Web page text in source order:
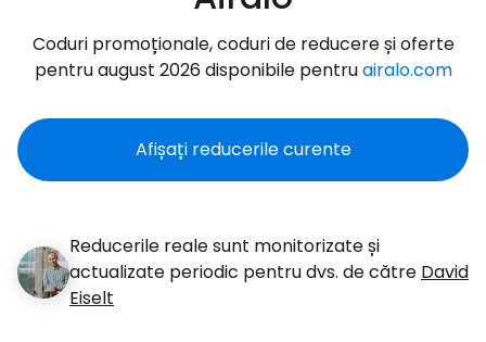
Coduri promoționale, coduri de reducere și oferte
pentru august 2026 disponibile pentruairalo.com
Afișați reducerile curente
Reducerile reale sunt monitorizate și
actualizate periodic pentru dvs. de către David
Eiselt
Continuați cu Google
Continuați cu Facebook